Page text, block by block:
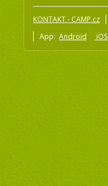
KONTAKT - CAMP.cz
App: Android iOS